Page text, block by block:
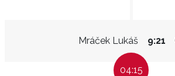
Mráček Lukáš 9:21
04:15